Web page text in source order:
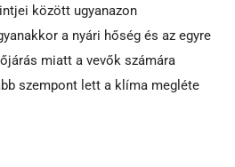
között ugyanazon
a nyári hőség és az egyre
miatt a vevők számára
szempont lett a klíma megléte